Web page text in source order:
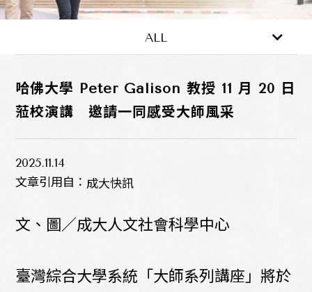
ALL
哈佛大學 Peter Galison 教授 11 月 20 日
蒞校演講 邀請一同感受大師風采
2025.11.14
文章引用自： 成大快訊
文、圖／成大人文社會科學中心
臺灣綜合大學系統「大師系列講座」將於